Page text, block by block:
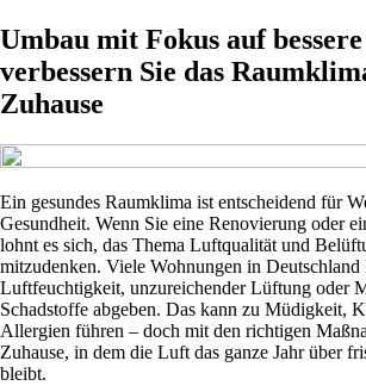
Umbau mit Fokus auf
verbessern Sie das
Zuhause
Ein gesundes Raumklima ist entscheidend für
Gesundheit. Wenn Sie eine Renovierung oder
lohnt es sich, das Thema Luftqualität und
mitzudenken. Viele Wohnungen in Deutschland
Luftfeuchtigkeit, unzureichender Lüftung oder
Schadstoffe abgeben. Das kann zu Müdigkeit,
Allergien führen – doch mit den richtigen
Zuhause, in dem die Luft das ganze Jahr über
bleibt.